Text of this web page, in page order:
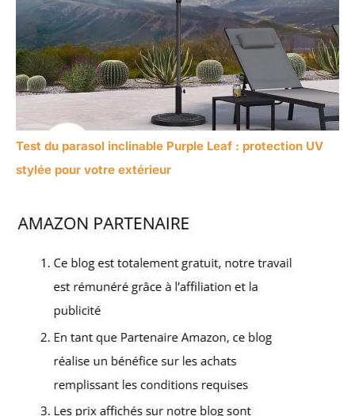
Test du parasol inclinable Purple Leaf : protection UV
stylée pour votre extérieur